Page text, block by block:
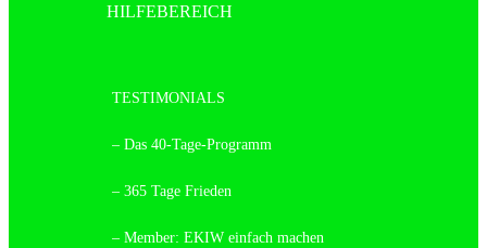
HILFEBEREICH
TESTIMONIALS
– Das 40-Tage-Programm
– 365 Tage Frieden
– Member: EKIW einfach machen